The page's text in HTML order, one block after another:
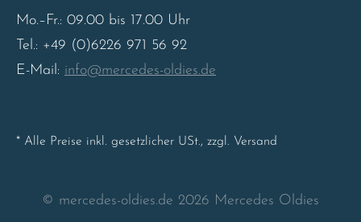
Mo.–Fr.: 09.00 bis 17.00 Uhr
Tel.: +49 (0)6226 971 56 92
E-Mail: info@mercedes-oldies.de
* Alle Preise inkl. gesetzlicher USt., zzgl. Versand
© mercedes-oldies.de 2026 Mercedes Oldies